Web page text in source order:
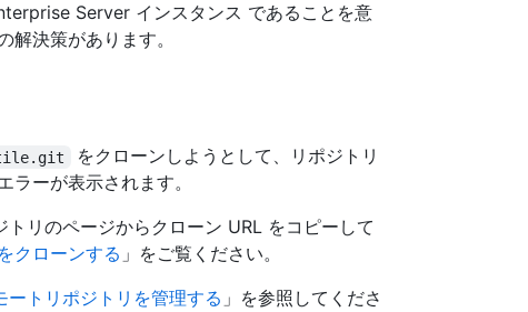
Server インスタンス であることを意
決策があります。
をクローンしようとして、リポジトリ
ーが表示されます。
リのページからクローン URL をコピーして
クローンする 」をご覧ください。
ートリポジトリを管理する 」を参照してくださ